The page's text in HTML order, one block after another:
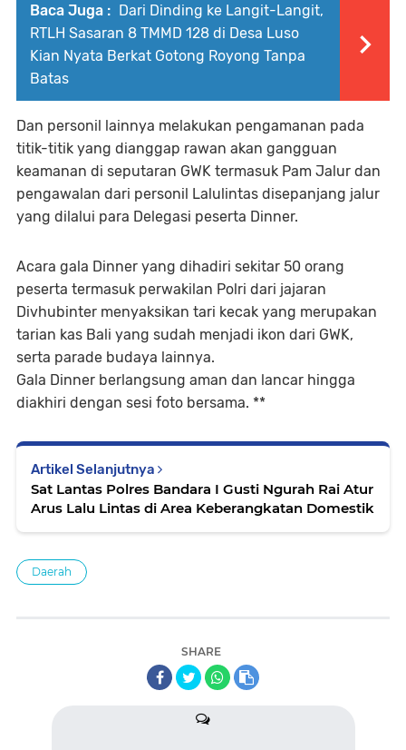
Baca Juga : Dari Dinding ke Langit-Langit,
RTLH Sasaran 8 TMMD 128 di Desa Luso
Kian Nyata Berkat Gotong Royong Tanpa
Batas
Dan personil lainnya melakukan pengamanan pada
titik-titik yang dianggap rawan akan gangguan
keamanan di seputaran GWK termasuk Pam Jalur dan
pengawalan dari personil Lalulintas disepanjang jalur
yang dilalui para Delegasi peserta Dinner.
Acara gala Dinner yang dihadiri sekitar 50 orang
peserta termasuk perwakilan Polri dari jajaran
Divhubinter menyaksikan tari kecak yang merupakan
tarian kas Bali yang sudah menjadi ikon dari GWK,
serta parade budaya lainnya.
Gala Dinner berlangsung aman dan lancar hingga
diakhiri dengan sesi foto bersama. **
Artikel Selanjutnya
Sat Lantas Polres Bandara I Gusti Ngurah Rai Atur
Arus Lalu Lintas di Area Keberangkatan Domestik
Daerah
SHARE